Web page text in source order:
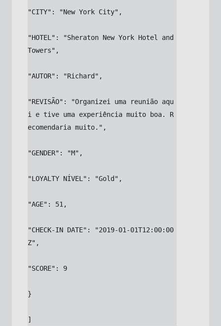
"CITY": "New York City",
"HOTEL": "Sheraton New York Hotel and
Towers",
"AUTOR": "Richard",
"REVISÃO": "Organizei uma reunião aqu
i e tive uma experiência muito boa. R
ecomendaria muito.",
"GENDER": "M",
"LOYALTY NÍVEL": "Gold",
"AGE": 51,
"CHECK-IN DATE": "2019-01-01T12:00:00
Z",
"SCORE": 9
}
]